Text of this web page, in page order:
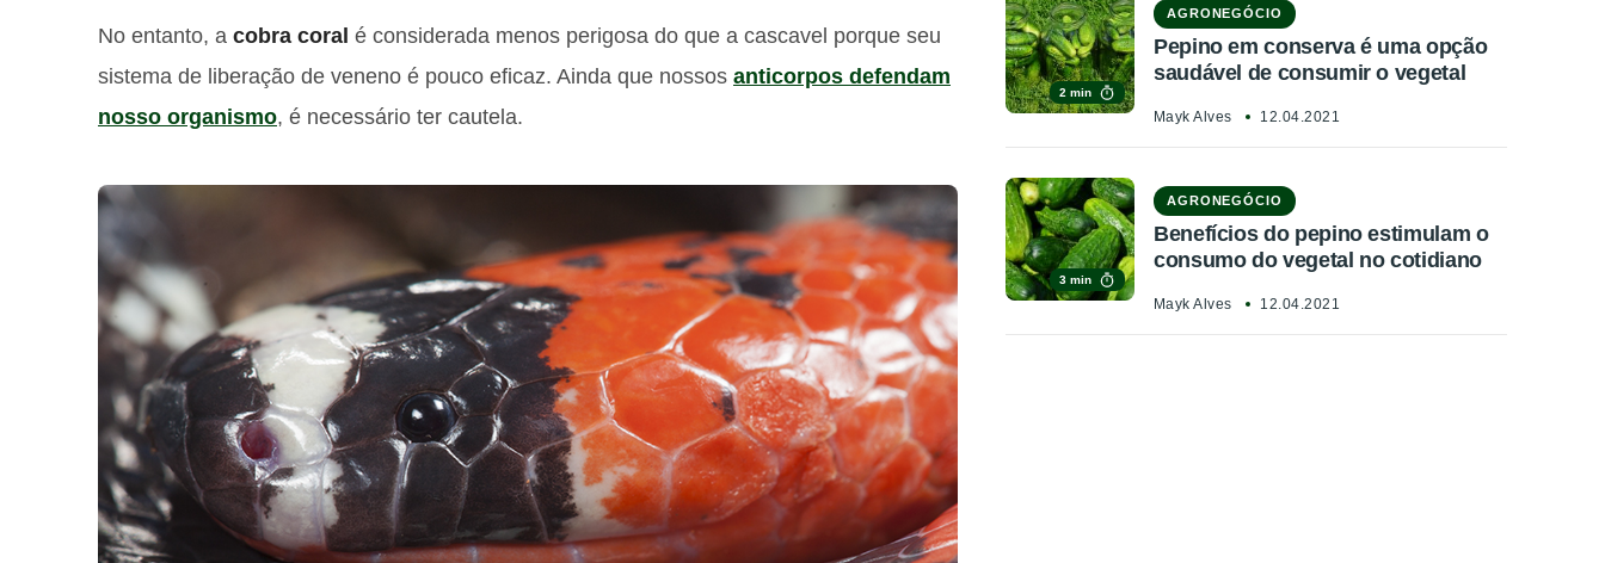
No entanto, a cobra coral é considerada menos perigosa do que a cascavel porque seu
sistema de liberação de veneno é pouco eficaz. Ainda que nossos anticorpos defendam
nosso organismo, é necessário ter cautela.
2 min
AGRONEGÓCIO
Pepino em conserva é uma opção
saudável de consumir o vegetal
Mayk Alves 12.04.2021
3 min
AGRONEGÓCIO
Benefícios do pepino estimulam o
consumo do vegetal no cotidiano
Mayk Alves 12.04.2021